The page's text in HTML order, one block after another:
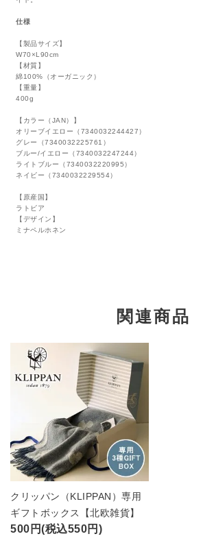
仕様
【製品サイズ】
W70×L90cm
【材質】
綿100%（オーガニック）
【重量】
400g
【カラー（JAN）】
オリーブイエロー（7340032244427）
グレー（7340032225761）
ブルー/イエロー（7340032247244）
ライトブルー（7340032220995）
ネイビー（7340032229554）
【原産国】
ラトビア
【デザイン】
ミナペルホネン
関連商品
クリッパン（KLIPPAN）専用
ギフトボックス【北欧雑貨】
500円(税込550円)